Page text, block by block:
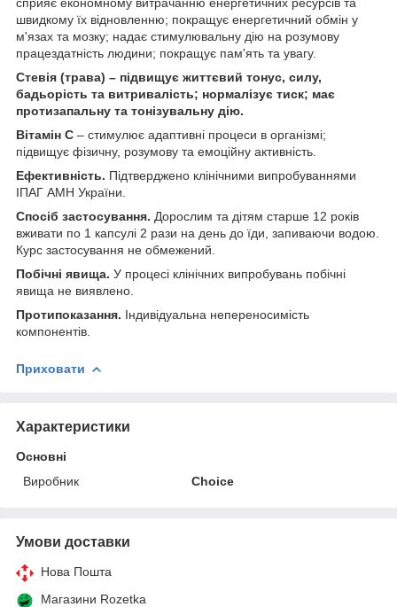
швидкому їх відновленню; покращує енергетичний обмін у
м'язах та мозку; надає стимулювальну дію на розумову
працездатність людини; покращує пам'ять та увагу.
Стевія (трава) – підвищує життєвий тонус, силу,
бадьорість та витривалість; нормалізує тиск; має
протизапальну та тонізувальну дію.
Вітамін С – стимулює адаптивні процеси в організмі;
підвищує фізичну, розумову та емоційну активність.
Ефективність. Підтверджено клінічними випробуваннями
ІПАГ АМН України.
Спосіб застосування. Дорослим та дітям старше 12 років
вживати по 1 капсулі 2 рази на день до їди, запиваючи водою.
Курс застосування не обмежений.
Побічні явища. У процесі клінічних випробувань побічні
явища не виявлено.
Протипоказання. Індивідуальна непереносимість
компонентів.
Приховати
Характеристики
Основні
Виробник
Choice
Умови доставки
Нова Пошта
Магазини Rozetka